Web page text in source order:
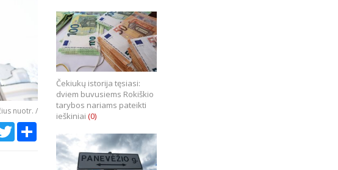
nuotr. /
TwitterShare
Čekiukų istorija tęsiasi:
dviem buvusiems Rokiškio
tarybos nariams pateikti
ieškiniai (0)